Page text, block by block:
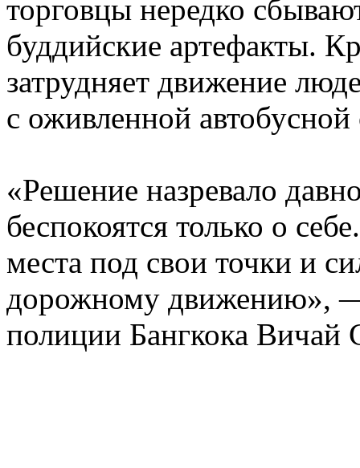
торговцы нередко
буддийские артефакты.
затрудняет движение
с оживленной автобусной
«Решение назревало
беспокоятся только о
места под свои точки и
дорожному движению»,
полиции Бангкока Вичай